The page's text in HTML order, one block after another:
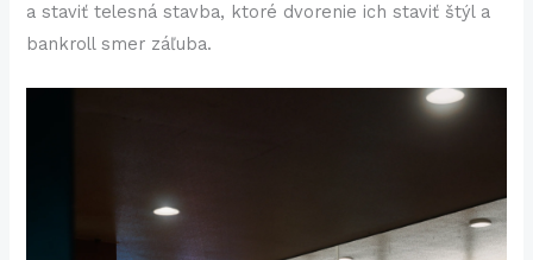
a staviť telesná stavba, ktoré dvorenie ich staviť štýl a
bankroll smer záľuba.